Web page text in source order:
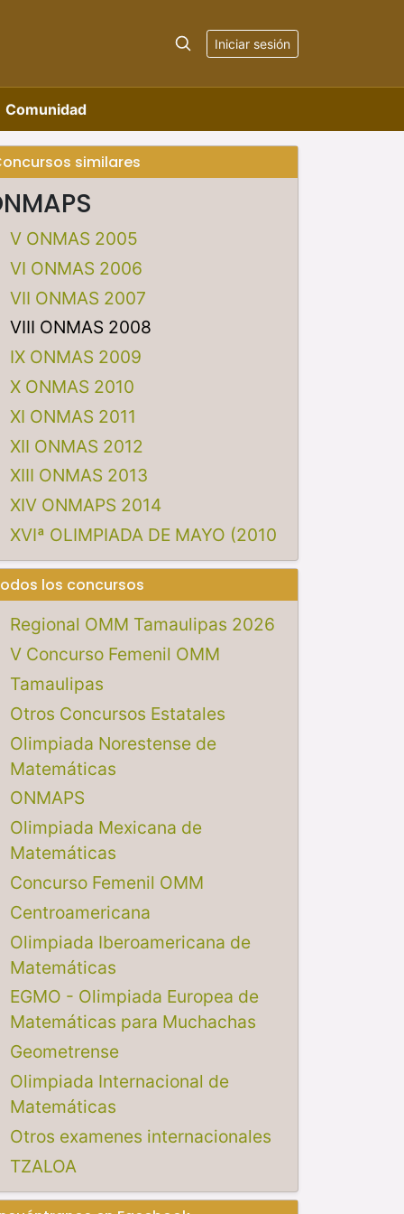
Iniciar sesión
Comunidad
similares
V ONMAS 2005
VI ONMAS 2006
VII ONMAS 2007
VIII ONMAS 2008
IX ONMAS 2009
X ONMAS 2010
XI ONMAS 2011
XII ONMAS 2012
XIII ONMAS 2013
XIV ONMAPS 2014
XVIª OLIMPIADA DE MAYO (2010
los concursos
Regional OMM Tamaulipas 2026
V Concurso Femenil OMM
Tamaulipas
Otros Concursos Estatales
Olimpiada Norestense de
Matemáticas
ONMAPS
Olimpiada Mexicana de
Matemáticas
Concurso Femenil OMM
Centroamericana
Olimpiada Iberoamericana de
Matemáticas
EGMO - Olimpiada Europea de
Matemáticas para Muchachas
Geometrense
Olimpiada Internacional de
Matemáticas
Otros examenes internacionales
TZALOA